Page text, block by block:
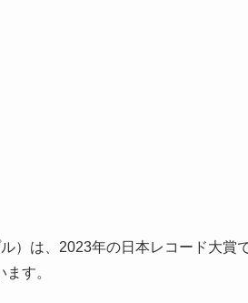
）は、2023年の日本レコード大賞
す。